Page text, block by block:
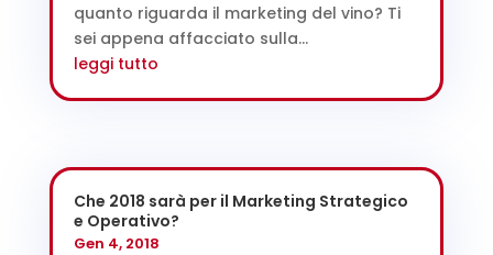
quanto riguarda il marketing del vino? Ti
sei appena affacciato sulla...
leggi tutto
Che 2018 sarà per il Marketing Strategico
e Operativo?
Gen 4, 2018